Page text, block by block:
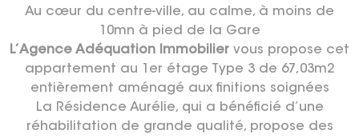
Au cœur du centre-ville, au calme, à moins de
10mn à pied de la Gare
L’Agence Adéquation Immobilier vous propose cet
appartement au 1er étage Type 3 de 67,03m2
entièrement aménagé aux finitions soignées
La Résidence Aurélie, qui a bénéficié d’une
réhabilitation de grande qualité, propose des